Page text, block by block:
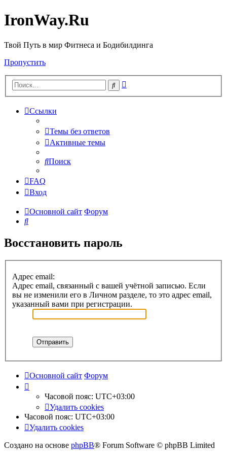
IronWay.Ru
Твой Путь в мир Фитнеса и Бодибилдинга
Пропустить
Поиск
Ссылки
Темы без ответов
Активные темы
Поиск
FAQ
Вход
Основной сайт Форум
Поиск
Восстановить пароль
Адрес email:
Адрес email, связанный с вашей учётной записью. Если
вы не изменили его в Личном разделе, то это адрес email,
указанный вами при регистрации.
Основной сайт Форум
Часовой пояс: UTC+03:00
Удалить cookies
Часовой пояс: UTC+03:00
Удалить cookies
Создано на основе phpBB® Forum Software © phpBB Limited